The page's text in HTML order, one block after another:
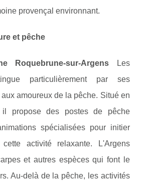
provençal environnant.
et pêche
Roquebrune-sur-Argens Les
particulièrement par ses
amoureux de la pêche. Situé en
il propose des postes de pêche
spécialisées pour initier
activité relaxante. L'Argens
et autres espèces qui font le
Au-delà de la pêche, les activités